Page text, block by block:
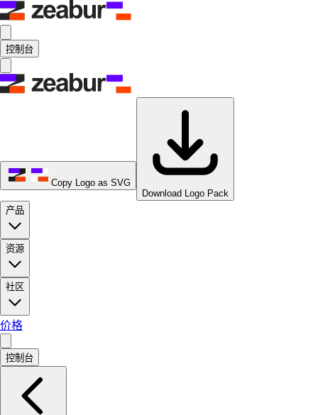
控制台
Copy Logo as SVG
Download Logo Pack
产品
资源
社区
价格
控制台